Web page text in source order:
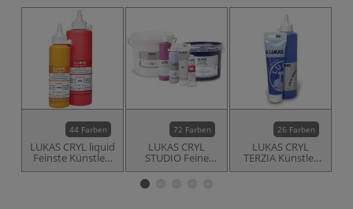
44 Farben
LUKAS CRYL liquid
Feinste Künstler-
Acrylfarbe
72 Farben
LUKAS CRYL
STUDIO Feine
Künstler-
26 Farben
LUKAS CRYL
TERZIA Künstler
Acrylfarbe